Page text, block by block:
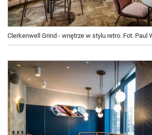
Clerkenwell Grind - wnętrze w stylu retro. Fot. Paul